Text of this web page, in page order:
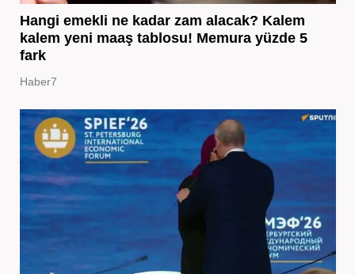
Hangi emekli ne kadar zam alacak? Kalem
kalem yeni maaş tablosu! Memura yüzde 5
fark
Haber7